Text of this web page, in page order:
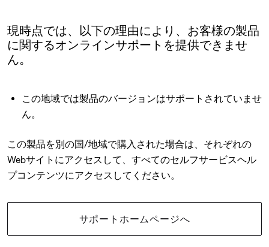
現時点では、以下の理由により、お客様の製品
に関するオンラインサポートを提供できませ
ん。
この地域では製品のバージョンはサポートされていませ
ん。
この製品を別の国/地域で購入された場合は、それぞれの
Webサイトにアクセスして、すべてのセルフサービスヘル
プコンテンツにアクセスしてください。
サポートホームページへ